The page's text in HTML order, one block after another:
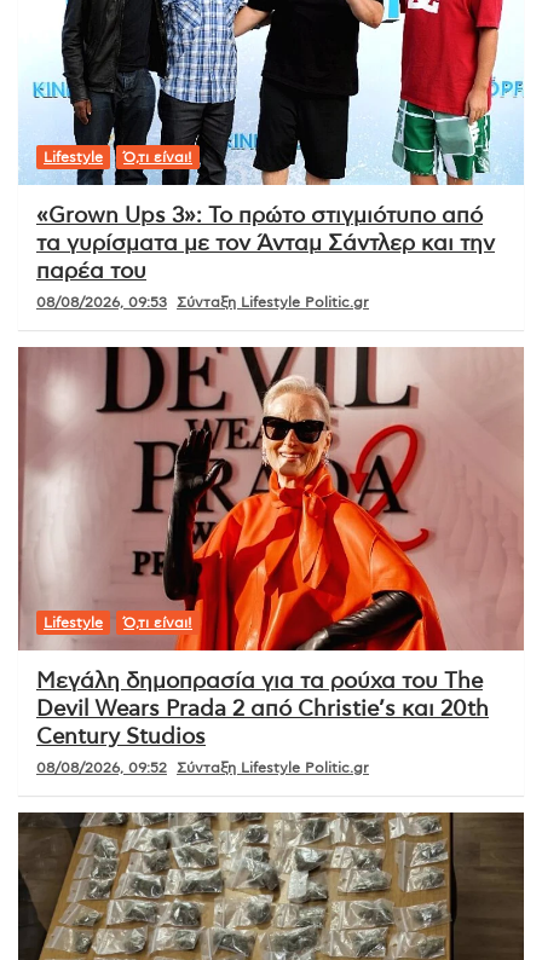
Lifestyle Ό,τι είναι!
«Grown Ups 3»: Το πρώτο στιγμιότυπο από
τα γυρίσματα με τον Άνταμ Σάντλερ και την
παρέα του
08/08/2026, 09:53 Σύνταξη Lifestyle Politic.gr
Lifestyle Ό,τι είναι!
Μεγάλη δημοπρασία για τα ρούχα του The
Devil Wears Prada 2 από Christie’s και 20th
Century Studios
08/08/2026, 09:52 Σύνταξη Lifestyle Politic.gr